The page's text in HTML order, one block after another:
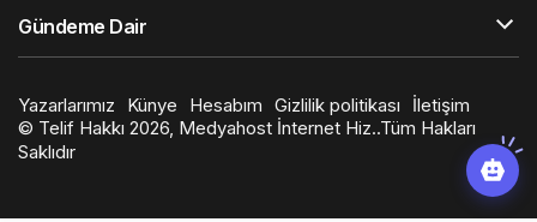
Gündeme Dair
Yazarlarımız Künye Hesabım Gizlilik politikası
İletişim
© Telif Hakkı 2026, Medyahost İnternet Hiz..Tüm Hakları
Saklıdır